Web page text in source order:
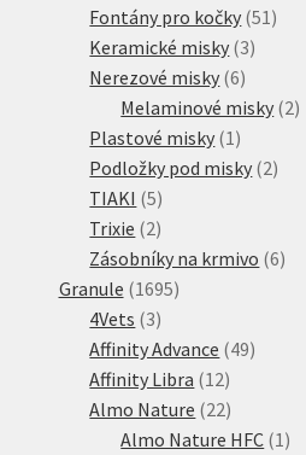
Fontány pro kočky 51 51
Keramické misky 33
Nerezové misky 66
produktů
Melaminové misky 22
Plastové misky 1 1
produkt
Podložky pod misky 22
TIAKI 55
produktů
Trixie 22
produkty
Zásobníky na krmivo 66
Granule 16951695
4Vets 33
produkty
Affinity Advance 4949
Affinity Libra 1212
produktů
Almo Nature 2222
produktů
Almo Nature HFC 1 1